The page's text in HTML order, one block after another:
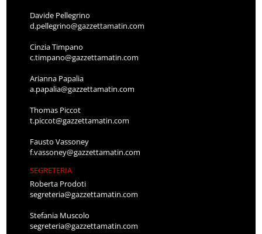
Davide Pellegrino
d.pellegrino@gazzettamatin.com
Cinzia Timpano
c.timpano@gazzettamatin.com
Arianna Papalia
a.papalia@gazzettamatin.com
Thomas Piccot
t.piccot@gazzettamatin.com
Fausto Vassoney
f.vassoney@gazzettamatin.com
SEGRETERIA
Roberta Prodoti
segreteria@gazzettamatin.com
Stefania Muscolo
segreteria@gazzettamatin.com